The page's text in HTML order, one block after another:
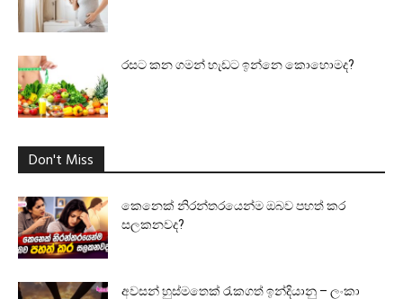
රසට කන ගමන් හැඩට ඉන්නෙ කොහොමද?
Don't Miss
කෙනෙක් නිරන්තරයෙන්ම ඔබව පහත් කර
සලකනවද?
අවසන් හුස්මතෙක් රැකගත් ඉන්දියානු – ලංකා